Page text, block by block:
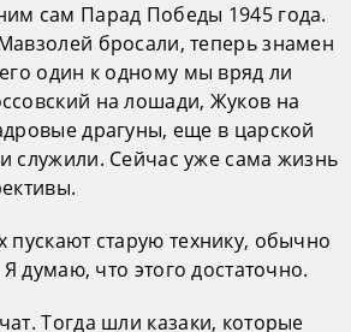
сам Парад Победы 1945 года.
бросали, теперь знамен
один к одному мы вряд ли
на лошади, Жуков на
драгуны, еще в царской
служили. Сейчас уже сама жизнь
пускают старую технику, обычно
думаю, что этого достаточно.
Тогда шли казаки, которые